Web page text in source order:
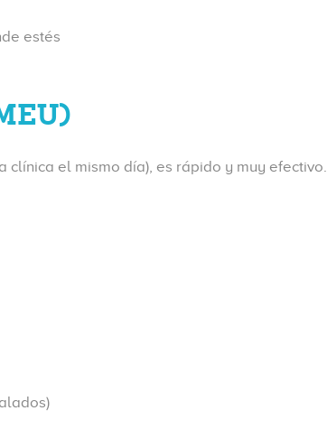
estés
el mismo día), es rápido y muy efectivo.